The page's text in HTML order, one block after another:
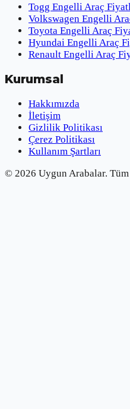
Togg Engelli Araç
Volkswagen Engelli
Toyota Engelli Araç
Hyundai Engelli Araç
Renault Engelli Araç
Kurumsal
Hakkımızda
İletişim
Gizlilik Politikası
Çerez Politikası
Kullanım Şartları
© 2026 Uygun Arabalar. Tüm